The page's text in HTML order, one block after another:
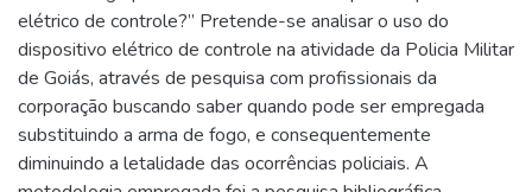
elétrico de controle?” Pretende-se analisar o uso do
dispositivo elétrico de controle na atividade da Policia Militar
de Goiás, através de pesquisa com profissionais da
corporação buscando saber quando pode ser empregada
substituindo a arma de fogo, e consequentemente
diminuindo a letalidade das ocorrências policiais. A